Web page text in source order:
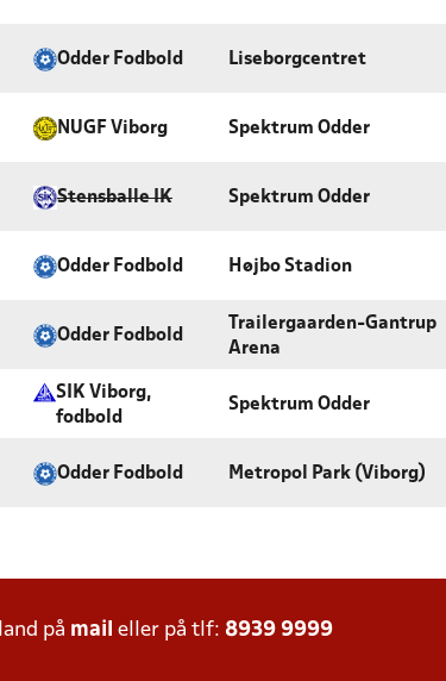
Odder Fodbold Liseborgcentret
NUGF Viborg Spektrum Odder
Stensballe IK Spektrum Odder
Odder Fodbold Højbo Stadion
Odder Fodbold
Trailergaarden-Gantrup
Arena
SIK Viborg,
fodbold
Spektrum Odder
Odder Fodbold Metropol Park (Viborg)
på mail eller på tlf: 8939 9999